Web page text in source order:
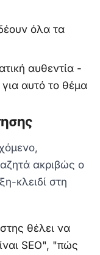
όλα τα
αυθεντία -
αυτό το θέμα
ακριβώς ο
κλειδί στη
θέλει να
SEO", "πώς